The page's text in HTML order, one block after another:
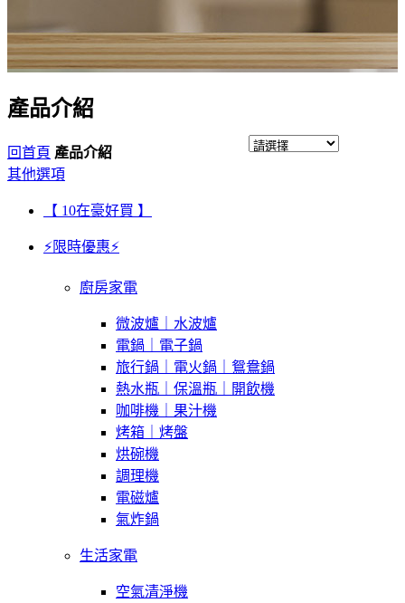
產品介紹
回首頁 產品介紹
其他選項
【 10在豪好買 】
⚡限時優惠⚡
廚房家電
微波爐｜水波爐
電鍋｜電子鍋
旅行鍋｜電火鍋｜鴛鴦鍋
熱水瓶｜保溫瓶｜開飲機
咖啡機｜果汁機
烤箱｜烤盤
烘碗機
調理機
電磁爐
氣炸鍋
生活家電
空氣清淨機